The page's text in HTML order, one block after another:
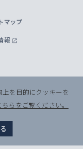
マップ
報
を目的にクッキーを
らをご覧ください。